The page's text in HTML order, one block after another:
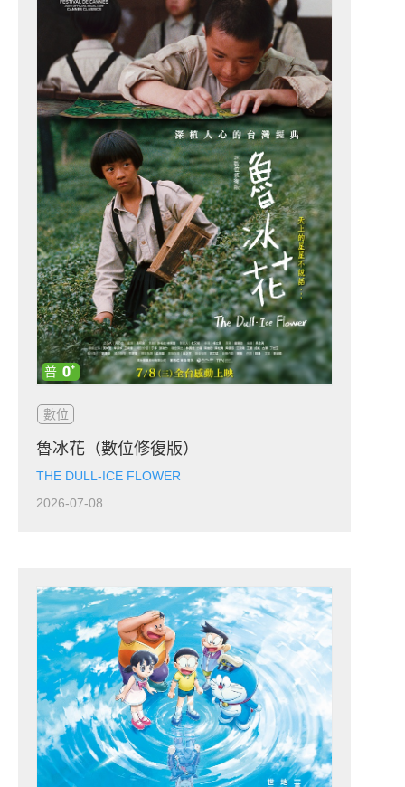
數位
魯冰花（數位修復版）
THE DULL-ICE FLOWER
2026-07-08